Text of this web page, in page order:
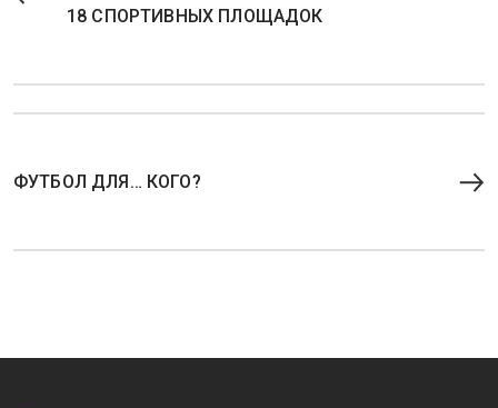
18 СПОРТИВНЫХ ПЛОЩАДОК
ФУТБОЛ ДЛЯ… КОГО?